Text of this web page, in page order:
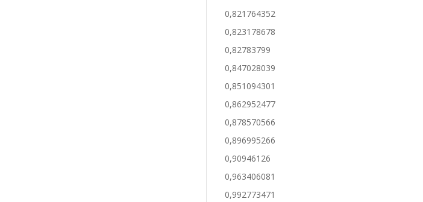
0,821764352
0,823178678
0,82783799
0,847028039
0,851094301
0,862952477
0,878570566
0,896995266
0,90946126
0,963406081
0,992773471